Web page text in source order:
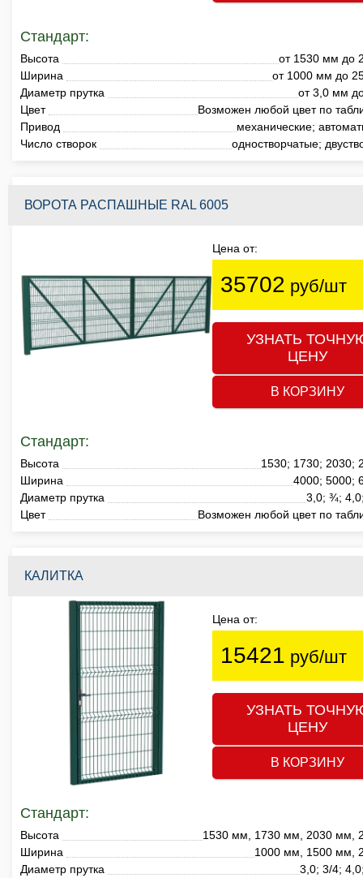
Стандарт:
Высота
от 1530 мм до
Ширина
от 1000 мм до
Диаметр прутка
от 3,0 мм
Цвет
Возможен любой цвет по
Привод
механические;
Число створок
одностворчатые;
ВОРОТА РАСПАШНЫЕ RAL 6005
Цена от:
35702 руб/шт
УЗНАТЬ
ЦЕНУ
В КОРЗИНУ
Стандарт:
Высота
1530; 1730; 2030;
Ширина
4000; 5000;
Диаметр прутка
3,0; ¾;
Цвет
Возможен любой цвет по
КАЛИТКА
Цена от:
15421 руб/шт
УЗНАТЬ
ЦЕНУ
В КОРЗИНУ
Стандарт:
Высота
1530 мм, 1730 мм, 2030 мм,
Ширина
1000 мм, 1500 мм,
Диаметр прутка
3,0; 3/4;